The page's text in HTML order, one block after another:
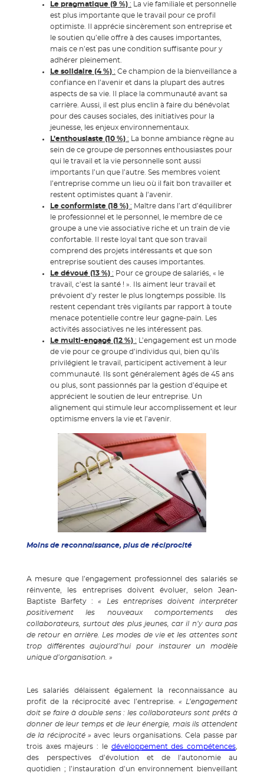
Le pragmatique (9 %) : La vie familiale et personnelle
est plus importante que le travail pour ce profil
optimiste. Il apprécie sincèrement son entreprise et
le soutien qu’elle offre à des causes importantes,
mais ce n’est pas une condition suffisante pour y
adhérer pleinement.
Le solidaire (4 %) : Ce champion de la bienveillance a
confiance en l’avenir et dans la plupart des autres
aspects de sa vie. Il place la communauté avant sa
carrière. Aussi, il est plus enclin à faire du bénévolat
pour des causes sociales, des initiatives pour la
jeunesse, les enjeux environnementaux.
L’enthousiaste (10 %) : La bonne ambiance règne au
sein de ce groupe de personnes enthousiastes pour
qui le travail et la vie personnelle sont aussi
importants l’un que l’autre. Ses membres voient
l’entreprise comme un lieu où il fait bon travailler et
restent optimistes quant à l’avenir.
Le conformiste (18 %) : Maître dans l’art d’équilibrer
le professionnel et le personnel, le membre de ce
groupe a une vie associative riche et un train de vie
confortable. Il reste loyal tant que son travail
comprend des projets intéressants et que son
entreprise soutient des causes importantes.
Le dévoué (13 %) : Pour ce groupe de salariés, « le
travail, c’est la santé ! ». Ils aiment leur travail et
prévoient d’y rester le plus longtemps possible. Ils
restent cependant très vigilants par rapport à toute
menace potentielle contre leur gagne-pain. Les
activités associatives ne les intéressent pas.
Le multi-engagé (12 %) : L’engagement est un mode
de vie pour ce groupe d’individus qui, bien qu’ils
privilégient le travail, participent activement à leur
communauté. Ils sont généralement âgés de 45 ans
ou plus, sont passionnés par la gestion d’équipe et
apprécient le soutien de leur entreprise. Un
alignement qui stimule leur accomplissement et leur
optimisme envers la vie et l’avenir.
Moins de reconnaissance, plus de réciprocité
A mesure que l’engagement professionnel des salariés se
réinvente, les entreprises doivent évoluer, selon Jean-
Baptiste Barfety :« Les entreprises doivent interpréter
positivement les nouveaux comportements des
collaborateurs, surtout des plus jeunes, car il n’y aura pas
de retour en arrière. Les modes de vie et les attentes sont
trop différentes aujourd’hui pour instaurer un modèle
unique d’organisation. »
Les salariés délaissent également la reconnaissance au
profit de la réciprocité avec l’entreprise. « L’engagement
doit se faire à double sens : les collaborateurs sont prêts à
donner de leur temps et de leur énergie, mais ils attendent
de la réciprocité »avec leurs organisations. Cela passe par
trois axes majeurs : le développement des compétences
des perspectives d’évolution et de l’autonomie au
quotidien ; l’instauration d’un environnement bienveillant